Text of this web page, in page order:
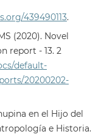
439490113.
(2020). Novel
report - 13. 2
default-
20200202-
en el Hijo del
e Historia.